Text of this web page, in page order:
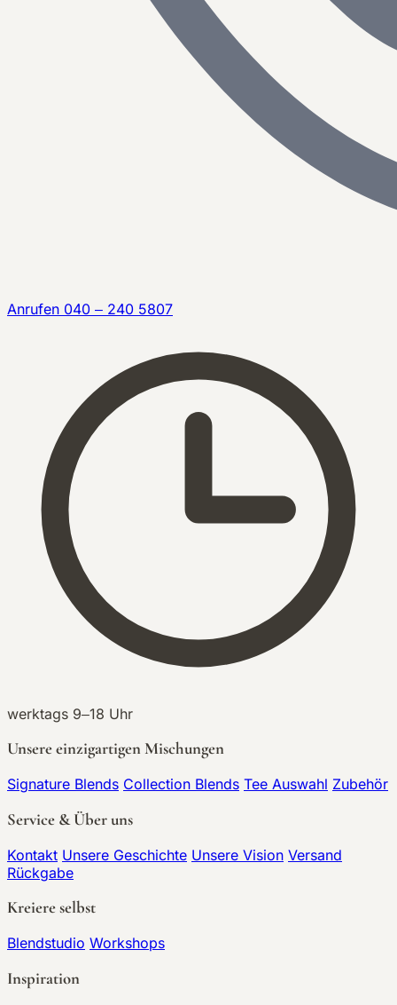
Anrufen 040 – 240 5807
werktags 9–18 Uhr
Unsere einzigartigen Mischungen
Signature Blends Collection Blends Tee Auswahl Zubehör
Service & Über uns
Kontakt Unsere Geschichte Unsere Vision Versand
Rückgabe
Kreiere selbst
Blendstudio Workshops
Inspiration